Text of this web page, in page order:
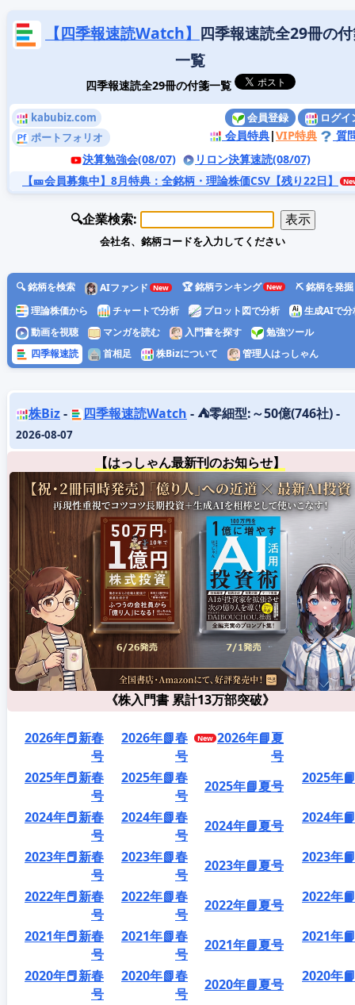
【四季報速読Watch】 四季報速読全29冊の
一覧
四季報速読全29冊の付箋一覧
kabubiz.com
ポートフォリオ
会員登録 ログイ
会員特典|VIP特典
質
決算勉強会(08/07)
リロン決算速読(08/07)
【🎫会員募集中】8月特典 ：全銘柄・理論株価CSV【残り22日】
🔍企業検索:
会社名、銘柄コードを入力してください
🔍 銘柄を検索 AIファンド 🏆 銘柄ランキング
⛏️ 銘柄を発掘
理論株価から
チャートで分析 プロット図で分析
生成AIで分
動画を視聴
マンガを読む 入門書を探す
勉強ツール
四季報速読
首相足 株Bizについて 管理人はっしゃん
株Biz- 四季報速読Watch - ⛺️零細型:～50億(746社) -
2026-08-07
【はっしゃん最新刊のお知らせ】
《株入門書 累計13万部突破》
2026年📕新春
号
2026年📗春
号
2026年📘夏
号
2025年📕新春
号
2025年📗春
号
2025年📘夏号 2025年
2024年📕新春
号
2024年📗春
号
2024年📘夏号 2024年
2023年📕新春
号
2023年📗春
号
2023年📘夏号 2023年
2022年📕新春
号
2022年📗春
号
2022年📘夏号 2022年
2021年📕新春
号
2021年📗春
号
2021年📘夏号 2021年
2020年📕新春
号
2020年📗春
号
2020年📘夏号 2020年